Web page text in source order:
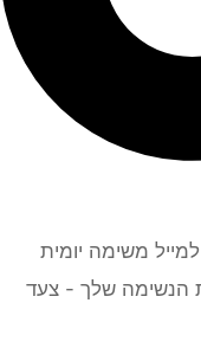
ישירות למייל משימה יומית
הנשימה שלך - צעד